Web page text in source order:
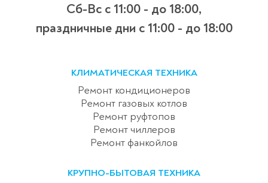
Сб-Вс с 11:00 - до 18:00,
праздничные дни с 11:00 - до 18:00
КЛИМАТИЧЕСКАЯ ТЕХНИКА
Ремонт кондиционеров
Ремонт газовых котлов
Ремонт руфтопов
Ремонт чиллеров
Ремонт фанкойлов
КРУПНО-БЫТОВАЯ ТЕХНИКА